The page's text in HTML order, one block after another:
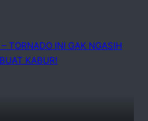
not be published. Required fiels